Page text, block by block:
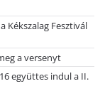
Kékszalag Fesztivál
a versenyt
együttes indul a II.